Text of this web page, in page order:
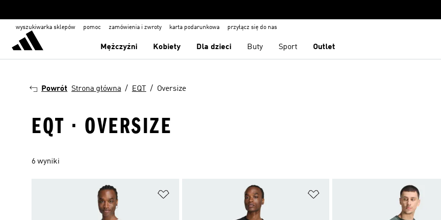
wyszukiwarka sklepów pomoc zamówienia i zwroty karta podarunkowa przyłącz się do nas
Mężczyźni Kobiety Dla dzieci Buty Sport Outlet
Powrót Strona główna EQT Oversize
EQT · OVERSIZE
6 wyniki